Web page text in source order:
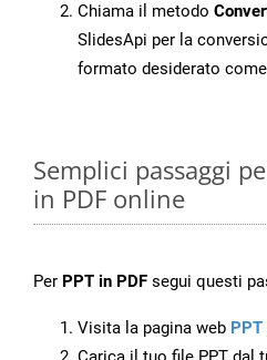
Chiama il metodo
SlidesApi per la
formato desiderato
Semplici passaggi
in PDF online
Per PPT in PDF segui questi
Visita la pagina web PPT